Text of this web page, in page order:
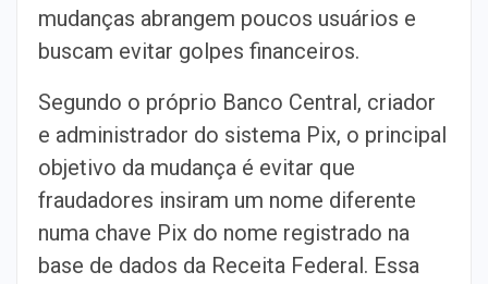
mudanças abrangem poucos usuários e
buscam evitar golpes financeiros.
Segundo o próprio Banco Central, criador
e administrador do sistema Pix, o principal
objetivo da mudança é evitar que
fraudadores insiram um nome diferente
numa chave Pix do nome registrado na
base de dados da Receita Federal. Essa